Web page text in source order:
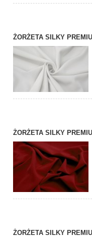
ŻORŻETA SILKY
ŻORŻETA SILKY
ŻORŻETA SILKY